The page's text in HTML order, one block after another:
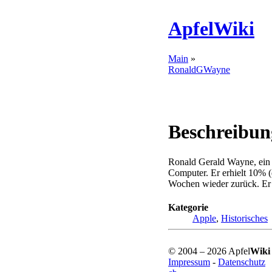
ApfelWiki
Main »
RonaldGWayne
Ronald Gerald Wayne,
Computer. Er erhielt 10%
Wochen wieder zurück.
Kategorie
Apple, Historisches
© 2004 – 2026 ApfelWiki
Impressum - Datenschutz